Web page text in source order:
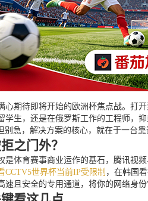
心期待即将开始的欧洲杯焦点战。打
学生，还是在俄罗斯工作的工程师，
别急，解决方案的核心，就在于一台
之门外？
是体育赛事商业运作的基石，腾讯视
CCTV5世界杯当前IP受限制 ，在韩国
速且安全的专用通道，将你的网络身